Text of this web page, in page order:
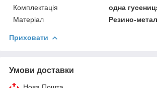
Комплектація
одна
Матеріал
Резино-
Приховати
Умови доставки